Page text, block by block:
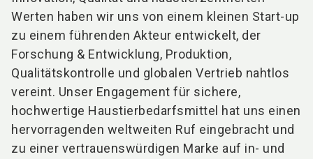
Werten haben wir uns von einem kleinen Start-up
zu einem führenden Akteur entwickelt, der
Forschung & Entwicklung, Produktion,
Qualitätskontrolle und globalen Vertrieb nahtlos
vereint. Unser Engagement für sichere,
hochwertige Haustierbedarfsmittel hat uns einen
hervorragenden weltweiten Ruf eingebracht und
zu einer vertrauenswürdigen Marke auf in- und